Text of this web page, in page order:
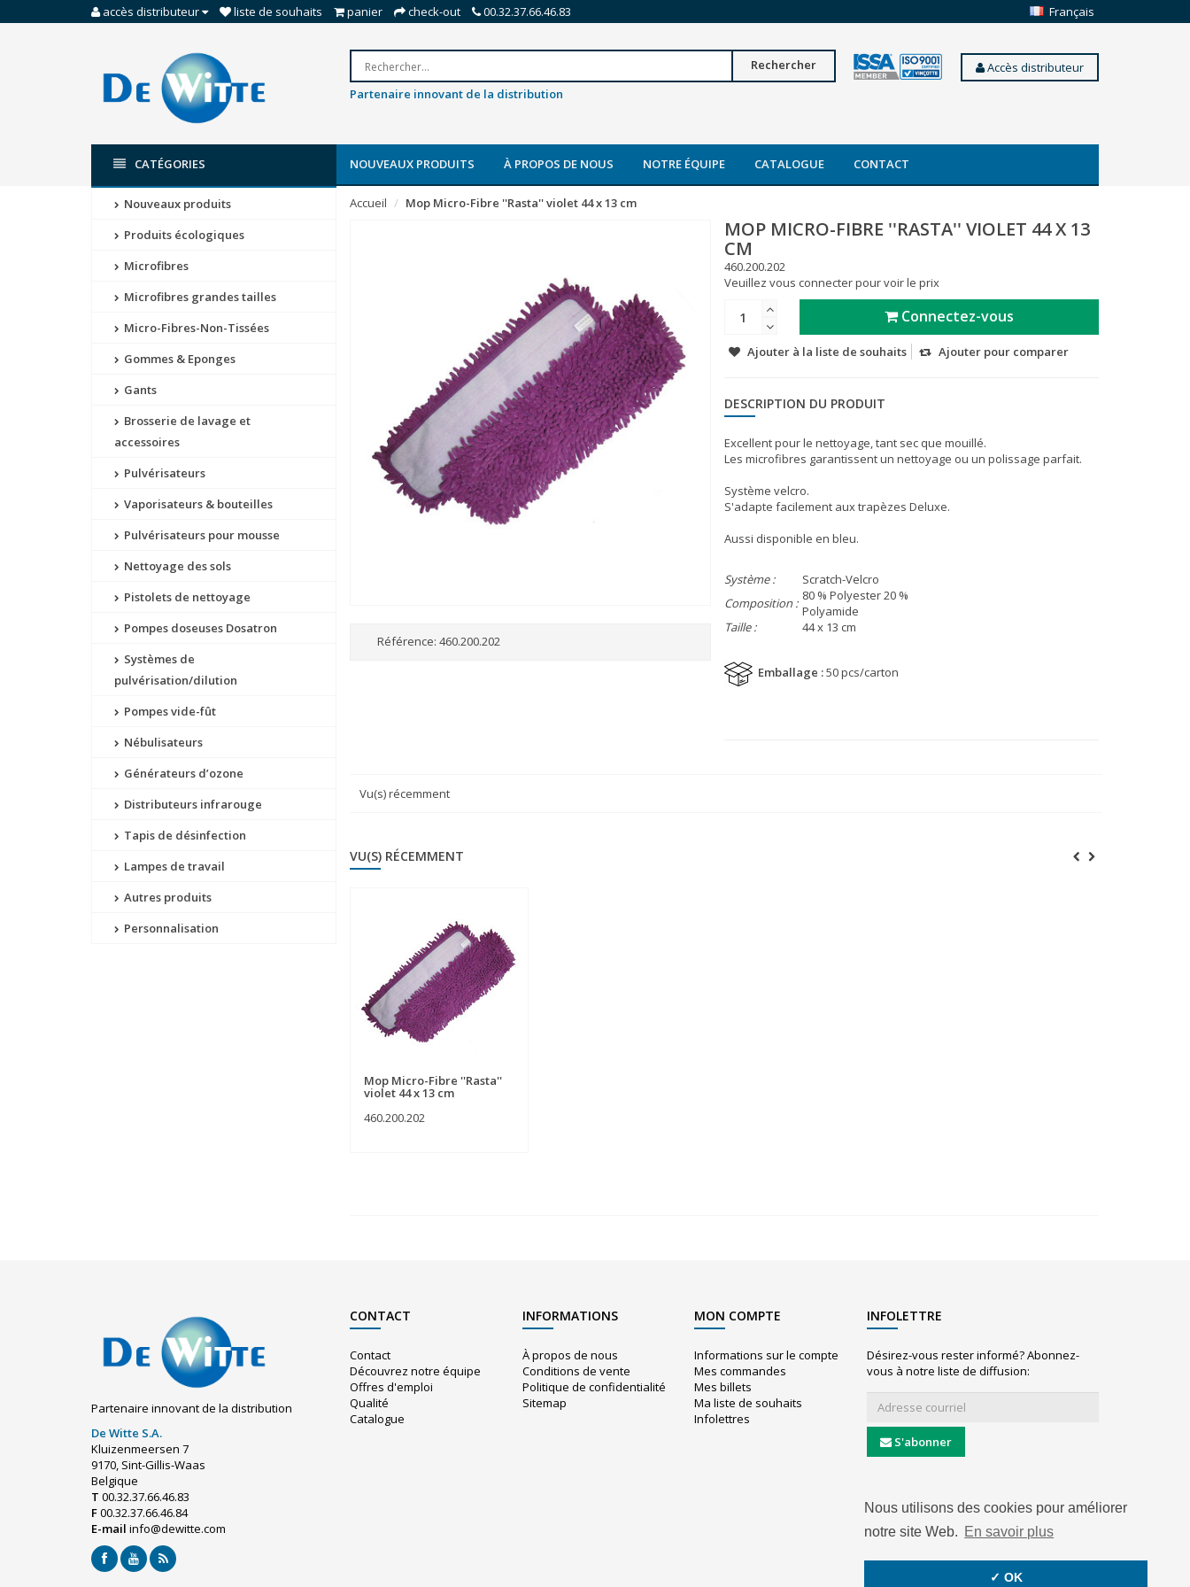
Nous utilisons des cookies pour améliorer
notre site Web. En savoir plus
✓ OK
accès distributeur liste de souhaits panier check-out 00.32.37.66.46.83 Français
Rechercher
Partenaire innovant de la distribution
Accès distributeur
CATÉGORIES NOUVEAUX PRODUITS À PROPOS DE NOUS NOTRE ÉQUIPE CATALOGUE CONTACT
Nouveaux produits
Produits écologiques
Microfibres
Microfibres grandes tailles
Micro-Fibres-Non-Tissées
Gommes & Eponges
Gants
Brosserie de lavage et
accessoires
Pulvérisateurs
Vaporisateurs & bouteilles
Pulvérisateurs pour mousse
Nettoyage des sols
Pistolets de nettoyage
Pompes doseuses Dosatron
Systèmes de
pulvérisation/dilution
Pompes vide-fût
Nébulisateurs
Générateurs d’ozone
Distributeurs infrarouge
Tapis de désinfection
Lampes de travail
Autres produits
Personnalisation
Accueil Mop Micro-Fibre ''Rasta'' violet 44 x 13 cm
Référence: 460.200.202
MOP MICRO-FIBRE ''RASTA'' VIOLET 44 X 13
CM
460.200.202
Veuillez vous connecter pour voir le prix
Connectez-vous
Ajouter à la liste de souhaits Ajouter pour comparer
DESCRIPTION DU PRODUIT
Excellent pour le nettoyage, tant sec que mouillé.
Les microfibres garantissent un nettoyage ou un polissage parfait.
Système velcro.
S'adapte facilement aux trapèzes Deluxe.
Aussi disponible en bleu.
Système :
Scratch-Velcro
Composition : 80 % Polyester 20 %
Polyamide
Taille :
44 x 13 cm
Emballage :50 pcs/carton
Vu(s) récemment
VU(S) RÉCEMMENT
Mop Micro-Fibre ''Rasta''
violet 44 x 13 cm
460.200.202
Partenaire innovant de la distribution
De Witte S.A.
Kluizenmeersen 7
9170, Sint-Gillis-Waas
Belgique
T 00.32.37.66.46.83
F00.32.37.66.46.84
E-mail info@dewitte.com
CONTACT
Contact
Découvrez notre équipe
Offres d'emploi
Qualité
Catalogue
INFORMATIONS
À propos de nous
Conditions de vente
Politique de confidentialité
Sitemap
MON COMPTE
Informations sur le compte
Mes commandes
Mes billets
Ma liste de souhaits
Infolettres
INFOLETTRE
Désirez-vous rester informé? Abonnez-
vous à notre liste de diffusion:
S'abonner